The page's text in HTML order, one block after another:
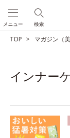
検索
メニュー
TOP マガジン（
インナー